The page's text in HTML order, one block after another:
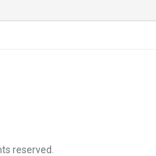
reserved.